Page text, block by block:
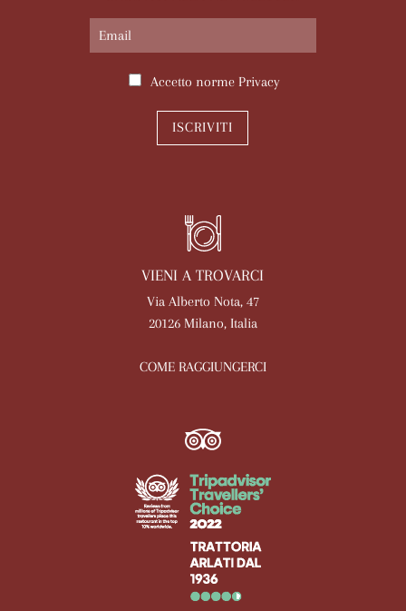
Accetto norme Privacy
ISCRIVITI
VIENI A TROVARCI
Via Alberto Nota, 47
20126 Milano, Italia
COME RAGGIUNGERCI